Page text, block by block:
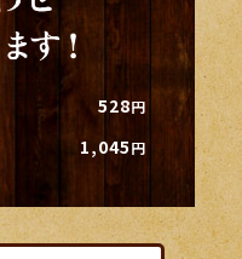
528円
1,045円